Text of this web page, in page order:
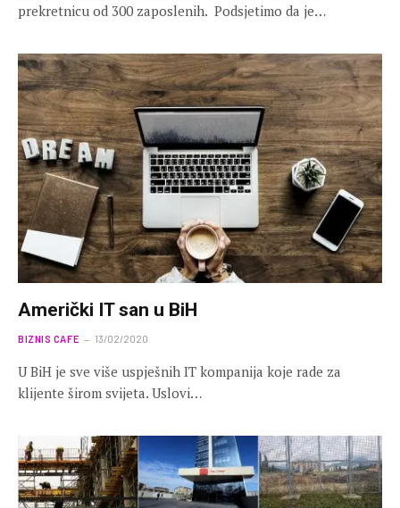
prekretnicu od 300 zaposlenih. ⁣⁣ Podsjetimo da je…
Američki IT san u BiH
BIZNIS CAFE 13/02/2020
U BiH je sve više uspješnih IT kompanija koje rade za
klijente širom svijeta. Uslovi…